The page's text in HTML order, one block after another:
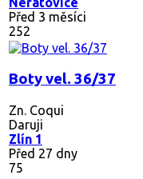
Před 3 měsíci
252
Boty vel. 36/37
Zn. Coqui
Daruji
Zlín 1
Před 27 dny
75